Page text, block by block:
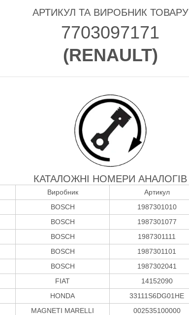
АРТИКУЛ ТА ВИРОБНИК ТОВАРУ
7703097171
(RENAULT)
КАТАЛОЖНІ НОМЕРИ АНАЛОГІВ
Виробник Артикул
BOSCH
1987301010
BOSCH
1987301077
BOSCH
1987301111
BOSCH
1987301101
BOSCH
1987302041
FIAT
14152090
HONDA
33111S6DG01HE
MAGNETI MARELLI
002535100000